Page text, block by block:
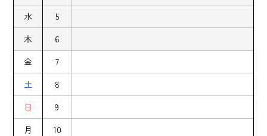
水
5
木
6
金
7
土
8
日
9
月
10